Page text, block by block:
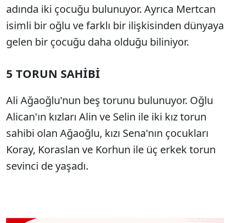
adında iki çocuğu bulunuyor. Ayrıca Mertcan
isimli bir oğlu ve farklı bir ilişkisinden dünyaya
gelen bir çocuğu daha olduğu biliniyor.
5 TORUN SAHİBİ
Ali Ağaoğlu'nun beş torunu bulunuyor. Oğlu
Alican'ın kızları Alin ve Selin ile iki kız torun
sahibi olan Ağaoğlu, kızı Sena'nın çocukları
Koray, Koraslan ve Korhun ile üç erkek torun
sevinci de yaşadı.